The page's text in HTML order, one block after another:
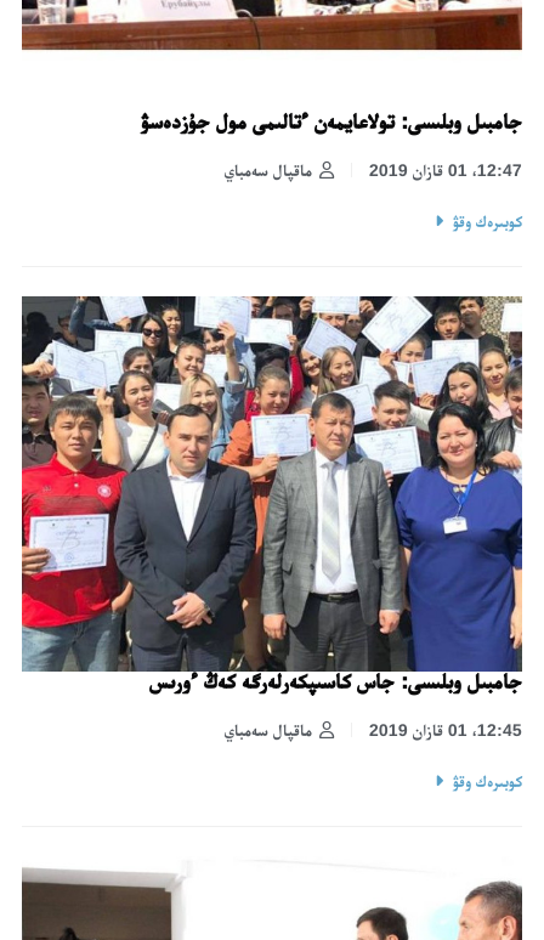
جامبىل وبلىسى: تولاعايمەن ءتالىمى مول جۇزدەسۋ
ماقپال سەمباي 12:47، 01 قازان 2019
كوبىرەك وقۋ
جامبىل وبلىسى: جاس كاسىپكەرلەرگە كەڭ ءورىس
ماقپال سەمباي 12:45، 01 قازان 2019
كوبىرەك وقۋ